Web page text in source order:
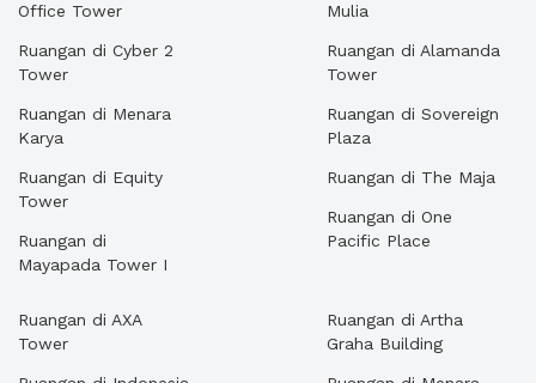
Office Tower
Ruangan di Cyber 2
Tower
Ruangan di Menara
Karya
Ruangan di Equity
Tower
Ruangan di
Mayapada Tower I
Mulia
Ruangan di Alamanda
Tower
Ruangan di Sovereign
Plaza
Ruangan di The Maja
Ruangan di One
Pacific Place
Ruangan di AXA
Tower
Ruangan di Artha
Graha Building